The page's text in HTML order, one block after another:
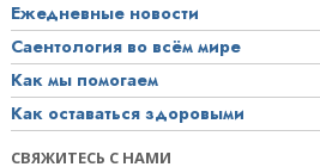
Ежедневные новости
Саентология во всём мире
Как мы помогаем
Как оставаться здоровыми
СВЯЖИТЕСЬ С НАМИ